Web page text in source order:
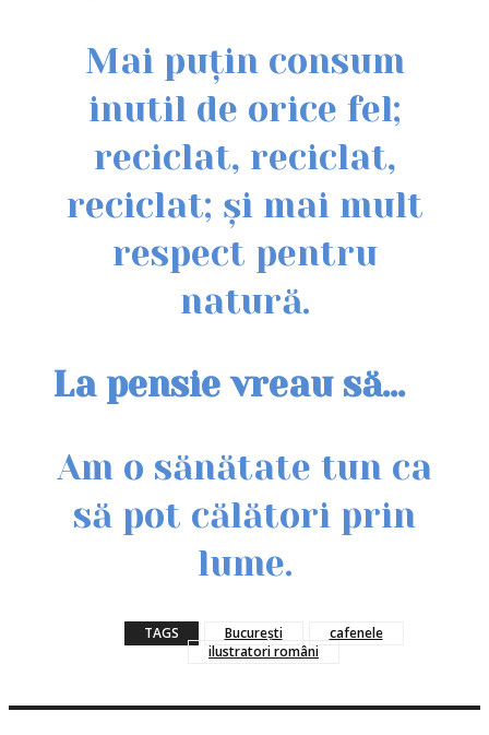
Mai puțin consum
inutil de orice fel;
reciclat, reciclat,
reciclat; și mai mult
respect pentru
natură.
La pensie vreau să…
Am o sănătate tun ca
să pot călători prin
lume.
TAGS București
cafenele
ilustratori români